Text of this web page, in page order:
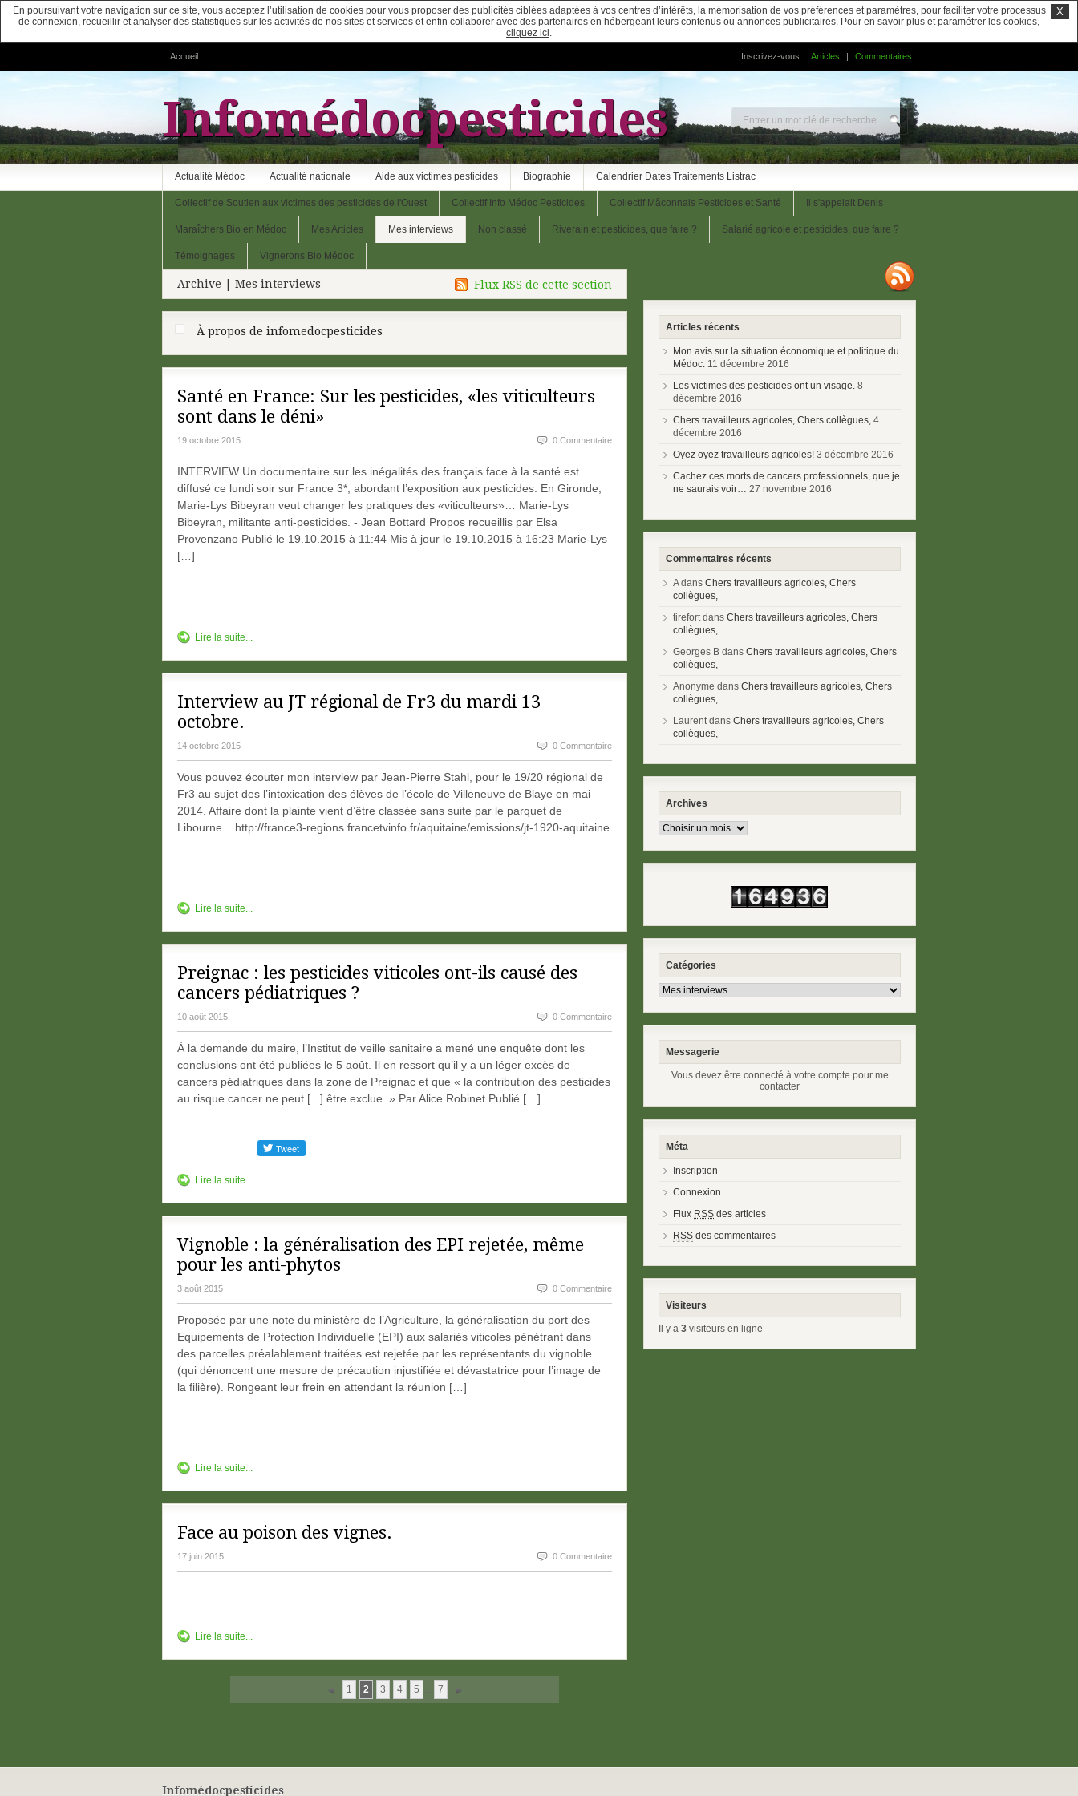
Accueil Inscrivez-vous : Articles | Commentaires
Infomédocpesticides
Actualité Médoc Actualité nationale Aide aux victimes pesticides Biographie Calendrier Dates Traitements Listrac
Collectif de Soutien aux victimes des pesticides de l'Ouest Collectif Info Médoc Pesticides Collectif Mâconnais Pesticides et Santé Il s'appelait Denis
Maraîchers Bio en Médoc Mes Articles Mes interviews Non classé Riverain et pesticides, que faire ? Salarié agricole et pesticides, que faire ?
Témoignages Vignerons Bio Médoc
Archive | Mes interviews Flux RSS de cette section
À propos de infomedocpesticides
Santé en France: Sur les pesticides, «les viticulteurs
sont dans le déni»
19 octobre 2015 0 Commentaire
INTERVIEW Un documentaire sur les inégalités des français face à la santé est
diffusé ce lundi soir sur France 3*, abordant l’exposition aux pesticides. En Gironde,
Marie-Lys Bibeyran veut changer les pratiques des «viticulteurs»… Marie-Lys
Bibeyran, militante anti-pesticides. - Jean Bottard Propos recueillis par Elsa
Provenzano Publié le 19.10.2015 à 11:44 Mis à jour le 19.10.2015 à 16:23 Marie-Lys
[…]
Lire la suite...
Interview au JT régional de Fr3 du mardi 13
octobre.
14 octobre 2015 0 Commentaire
Vous pouvez écouter mon interview par Jean-Pierre Stahl, pour le 19/20 régional de
Fr3 au sujet des l’intoxication des élèves de l’école de Villeneuve de Blaye en mai
2014. Affaire dont la plainte vient d’être classée sans suite par le parquet de
Libourne. http://france3-regions.francetvinfo.fr/aquitaine/emissions/jt-1920-aquitaine
Lire la suite...
Preignac : les pesticides viticoles ont-ils causé des
cancers pédiatriques ?
10 août 2015 0 Commentaire
À la demande du maire, l’Institut de veille sanitaire a mené une enquête dont les
conclusions ont été publiées le 5 août. Il en ressort qu’il y a un léger excès de
cancers pédiatriques dans la zone de Preignac et que « la contribution des pesticides
au risque cancer ne peut [...] être exclue. » Par Alice Robinet Publié […]
Lire la suite...
Vignoble : la généralisation des EPI rejetée, même
pour les anti-phytos
3 août 2015 0 Commentaire
Proposée par une note du ministère de l’Agriculture, la généralisation du port des
Equipements de Protection Individuelle (EPI) aux salariés viticoles pénétrant dans
des parcelles préalablement traitées est rejetée par les représentants du vignoble
(qui dénoncent une mesure de précaution injustifiée et dévastatrice pour l’image de
la filière). Rongeant leur frein en attendant la réunion […]
Lire la suite...
Face au poison des vignes.
17 juin 2015 0 Commentaire
Lire la suite...
1 2 3 4 5 7
Articles récents
Mon avis sur la situation économique et politique du
Médoc. 11 décembre 2016
Les victimes des pesticides ont un visage. 8
décembre 2016
Chers travailleurs agricoles, Chers collègues, 4
décembre 2016
Oyez oyez travailleurs agricoles! 3 décembre 2016
Cachez ces morts de cancers professionnels, que je
ne saurais voir… 27 novembre 2016
Commentaires récents
A dans Chers travailleurs agricoles, Chers
collègues,
tirefort dans Chers travailleurs agricoles, Chers
collègues,
Georges B dans Chers travailleurs agricoles, Chers
collègues,
Anonyme dans Chers travailleurs agricoles, Chers
collègues,
Laurent dans Chers travailleurs agricoles, Chers
collègues,
Archives
Catégories
Messagerie
Vous devez être connecté à votre compte pour me
contacter
Méta
Inscription
Connexion
Flux RSS des articles
RSS des commentaires
Visiteurs
Il y a 3 visiteurs en ligne
Infomédocpesticides
En poursuivant votre navigation sur ce site, vous acceptez l’utilisation de cookies pour vous proposer des publicités ciblées adaptées à vos centres d’intérêts, la mémorisation de vos préférences et paramètres, pour faciliter votre processus
de connexion, recueillir et analyser des statistiques sur les activités de nos sites et services et enfin collaborer avec des partenaires en hébergeant leurs contenus ou annonces publicitaires. Pour en savoir plus et paramétrer les cookies,
cliquez ici.
X